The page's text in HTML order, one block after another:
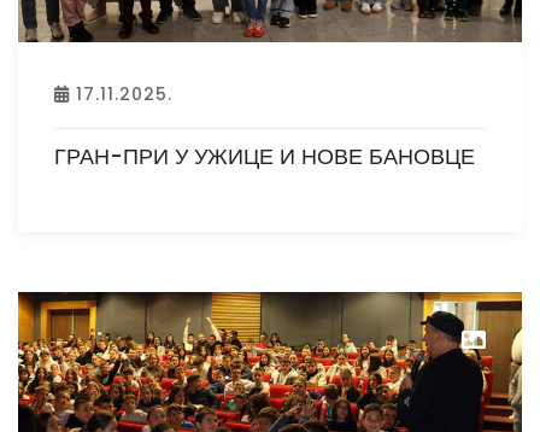
17.11.2025.
ГРАН-ПРИ У УЖИЦЕ И НОВЕ БАНОВЦЕ